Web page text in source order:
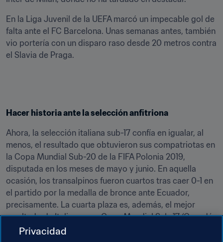
En la Liga Juvenil de la UEFA marcó un impecable gol de
falta ante el FC Barcelona. Unas semanas antes, también
vio portería con un disparo raso desde 20 metros contra
el Slavia de Praga.
Hacer historia ante la selección anfitriona
Ahora, la selección italiana sub-17 confía en igualar, al
menos, el resultado que obtuvieron sus compatriotas en
la Copa Mundial Sub-20 de la FIFA Polonia 2019,
disputada en los meses de mayo y junio. En aquella
ocasión, los transalpinos fueron cuartos tras caer 0-1 en
el partido por la medalla de bronce ante Ecuador,
precisamente. La cuarta plaza es, además, el mejor
resultado de Italia en una Copa Mundial Sub-17 (Canadá
1987). ¿Podrán superarse esta vez?
Privacidad